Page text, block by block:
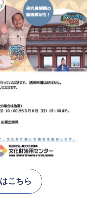
こちら